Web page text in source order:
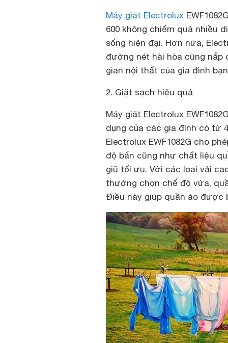
Máy giặt Electrolux
600 không chiếm quá nhiều
sống hiện đại. Hơn nữa,
đường nét hài hòa cùng nắp
gian nội thất của gia đình
2. Giặt sạch hiệu quả
Máy giặt Electrolux
dụng của các gia đình có từ
Electrolux EWF1082G cho
độ bẩn cũng như chất liệu
giũ tối ưu. Với các loại vải
thường chọn chế độ vừa,
Điều này giúp quần áo được